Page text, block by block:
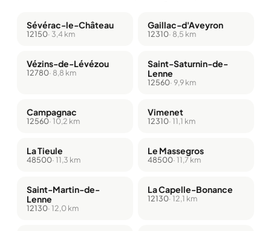
Sévérac-le-Château
12150· 3,4 km
Gaillac-d'Aveyron
12310· 8,5 km
Vézins-de-Lévézou
12780· 8,8 km
Saint-Saturnin-de-
Lenne
12560· 9,9 km
Campagnac
12560· 10,2 km
Vimenet
12310· 11,1 km
La Tieule
48500· 11,3 km
Le Massegros
48500· 11,7 km
Saint-Martin-de-
Lenne
12130· 12,0 km
La Capelle-Bonance
12130· 12,1 km